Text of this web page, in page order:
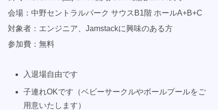
会場：中野セントラルパーク サウスB1階 ホールA+B+C
対象者：エンジニア、Jamstackに興味のある方
参加費：無料
入退場自由です
子連れOKです（ベビーサークルやボールプールをご
用意いたします）